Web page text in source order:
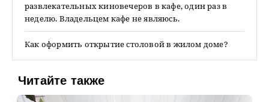
развлекательных киновечеров в кафе, один раз в
неделю. Владельцем кафе не являюсь.
Как оформить открытие столовой в жилом доме?
Читайте также